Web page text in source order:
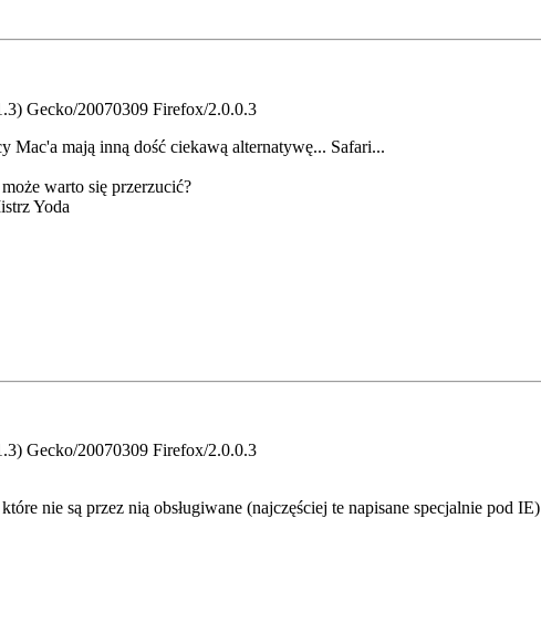
Gecko/20070309 Firefox/2.0.0.3
Mac'a mają inną dość ciekawą alternatywę... Safari...
warto się przerzucić?
Yoda
Gecko/20070309 Firefox/2.0.0.3
nie są przez nią obsługiwane (najczęściej te napisane specjalnie pod IE)